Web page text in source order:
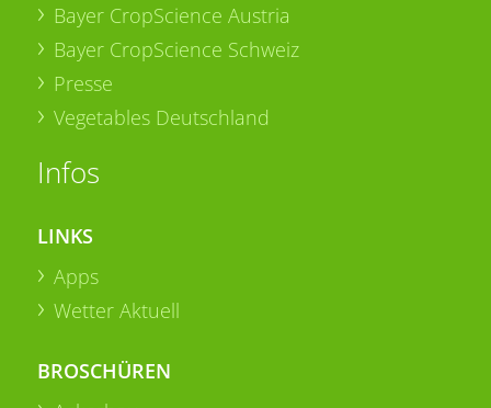
Bayer CropScience Austria
Bayer CropScience Schweiz
Presse
Vegetables Deutschland
Infos
LINKS
Apps
Wetter Aktuell
BROSCHÜREN